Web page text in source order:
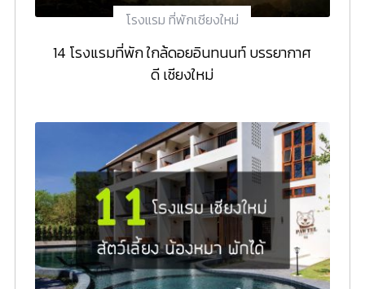
โรงแรม ที่พักเชียงใหม่
14 โรงแรมที่พัก ใกล้ดอยอินทนนท์ บรรยากาศ
ดี เชียงใหม่